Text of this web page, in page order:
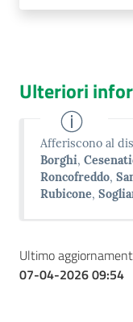
Ulteriori
Afferiscono al
Borghi,
Roncofreddo,
Rubicone,
Ultimo
07-04-2026 09:54